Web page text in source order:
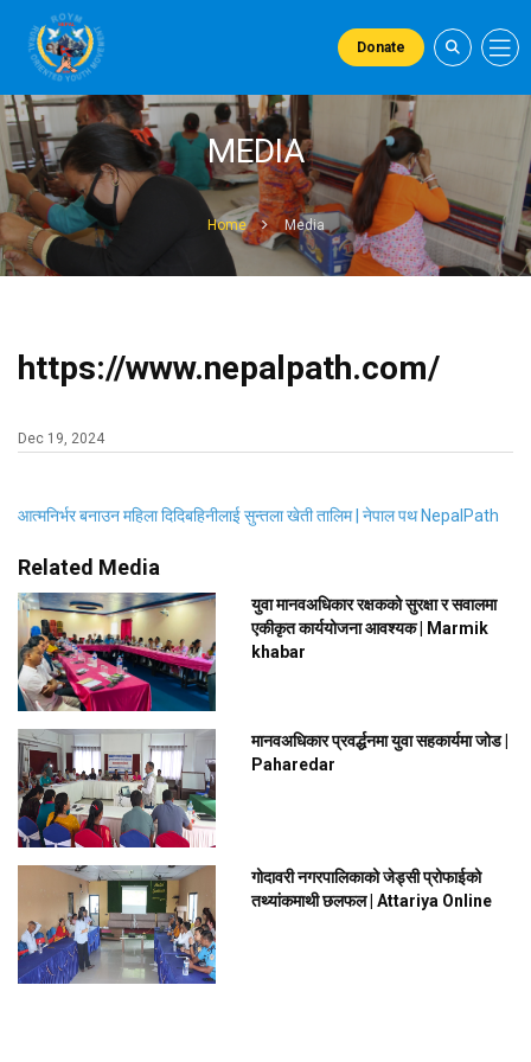
Donate
MEDIA
Home Media
https://www.nepalpath.com/
Dec 19, 2024
आत्मनिर्भर बनाउन महिला दिदिबहिनीलाई सुन्तला खेती तालिम | नेपाल पथ NepalPath
Related Media
युवा मानवअधिकार रक्षकको सुरक्षा र सवालमा
एकीकृत कार्ययोजना आवश्यक | Marmik
khabar
मानवअधिकार प्रवर्द्धनमा युवा सहकार्यमा जोड |
Paharedar
गोदावरी नगरपालिकाको जेड्सी प्रोफाईको
तथ्यांकमाथी छलफल | Attariya Online